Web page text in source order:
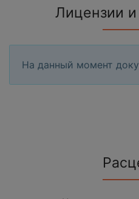
Лицензии
На данный момент